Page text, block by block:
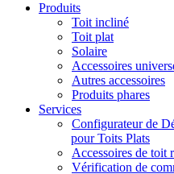
Produits
Toit incliné
Toit plat
Solaire
Accessoires
Autres accessoires
Produits phares
Services
Configurateur de
pour Toits Plats
Accessoires de toit
Vérification de